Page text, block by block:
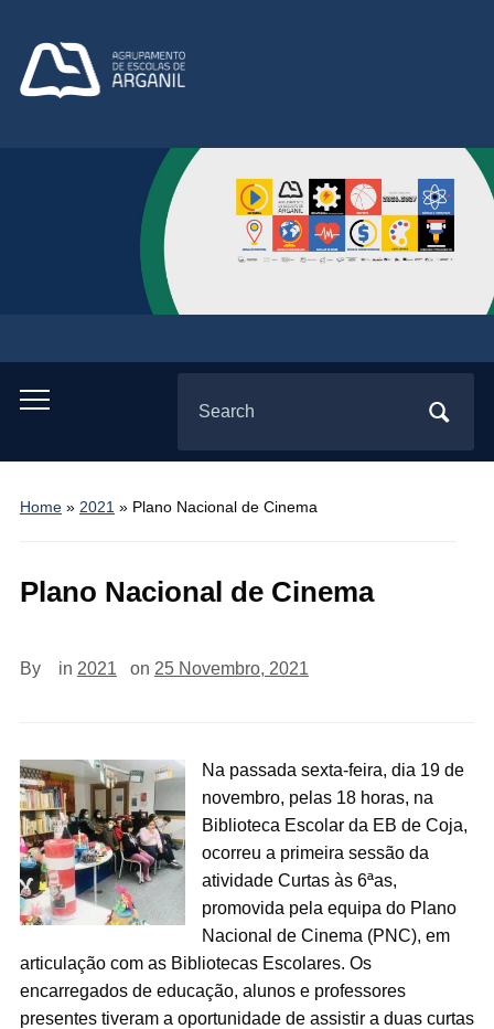
Toggle
menu
for:
Home» 2021 » Plano Nacional de Cinema
Plano Nacional de Cinema
By in 2021 on 25 Novembro, 2021
Na passada sexta-feira, dia 19 de
novembro, pelas 18 horas, na
Biblioteca Escolar da EB de Coja,
ocorreu a primeira sessão da
atividade Curtas às 6ªas,
promovida pela equipa do Plano
Nacional de Cinema (PNC), em
articulação com as Bibliotecas Escolares. Os
encarregados de educação, alunos e professores
presentes tiveram a oportunidade de assistir a duas curtas